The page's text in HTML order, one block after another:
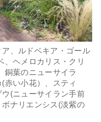
、ルドベキア・ゴール
、ヘメロカリス・クリ
銅葉のニューサイラ
赤い小花）、スティ
(ニューサイラン手前
ナリエンシス(淡紫の